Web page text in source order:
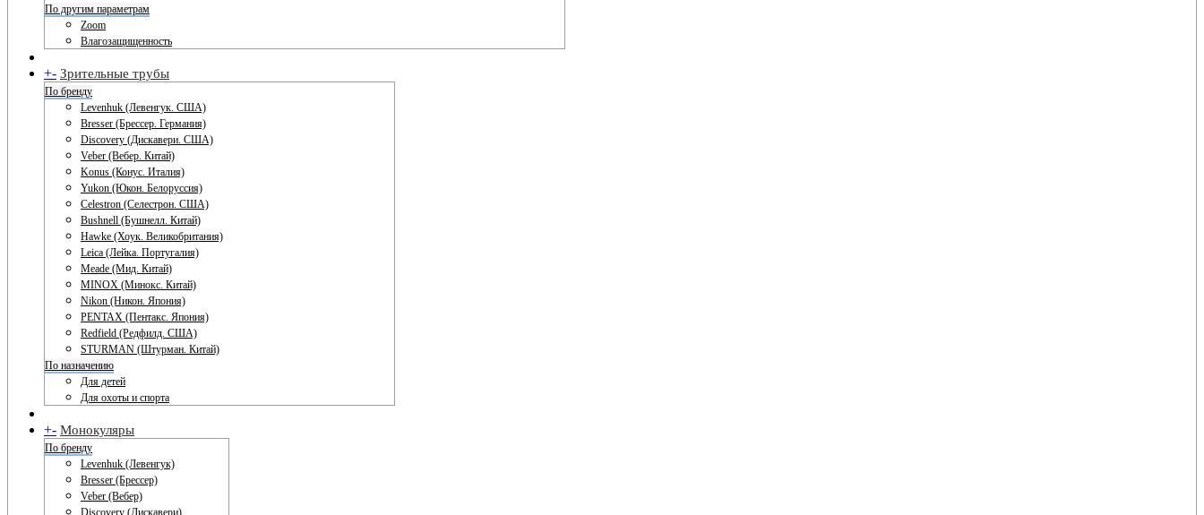
По другим параметрам
Zoom
Влагозащищенность
+- Зрительные трубы
По бренду
Levenhuk (Левенгук. США)
Bresser (Брессер. Германия)
Discovery (Дискавери. США)
Veber (Вебер. Китай)
Konus (Конус. Италия)
Yukon (Юкон. Белоруссия)
Celestron (Селестрон. США)
Bushnell (Бушнелл. Китай)
Hawke (Хоук. Великобритания)
Leica (Лейка. Португалия)
Meade (Мид. Китай)
MINOX (Минокс. Китай)
Nikon (Никон. Япония)
PENTAX (Пентакс. Япония)
Redfield (Редфилд. США)
STURMAN (Штурман. Китай)
По назначению
Для детей
Для охоты и спорта
+- Монокуляры
По бренду
Levenhuk (Левенгук)
Bresser (Брессер)
Veber (Вебер)
Discovery (Дискавери)